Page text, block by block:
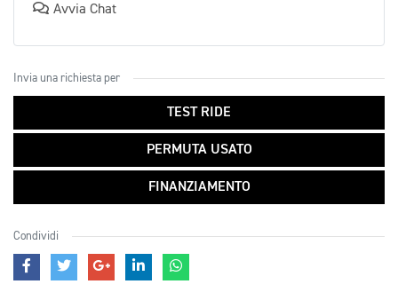
Avvia Chat
Invia una richiesta per
TEST RIDE
PERMUTA USATO
FINANZIAMENTO
Condividi